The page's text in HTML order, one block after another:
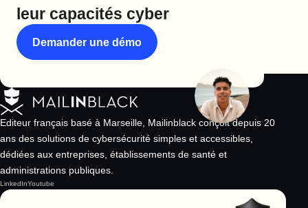
leur capacités cyber
Demander une démo
Editeur français basé à Marseille, Mailinblack conçoit depuis 20
ans des solutions de cybersécurité simples et accessibles,
dédiées aux entreprises, établissements de santé et
administrations publiques.
LinkedInYoutube